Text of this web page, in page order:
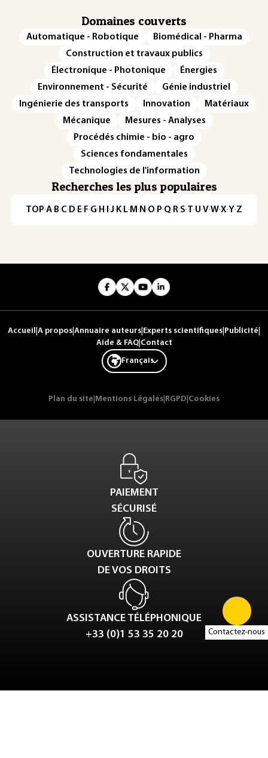
Contactez-nous
Domaines couverts
Automatique - Robotique
Biomédical - Pharma
Construction et travaux publics
Électronique - Photonique
Énergies
Environnement - Sécurité
Génie industriel
Ingénierie des transports
Innovation
Matériaux
Mécanique
Mesures - Analyses
Procédés chimie - bio - agro
Sciences fondamentales
Technologies de l'information
Recherches les plus populaires
TOP·A·B·C· D· E· F·G· H · ·J· K· L· M · N ·O· P·Q· R·S·T·U·V·W·X·Y·Z
Accueil A propos Annuaire auteurs Experts scientifiques Publicité
Aide & FAQ| Contact
Français
Plan du site Mentions Légales RGPD Cookies
PAIEMENT
SÉCURISÉ
OUVERTURE RAPIDE
DE VOS DROITS
ASSISTANCE TÉLÉPHONIQUE
+33 (0)1 53 35 20 20